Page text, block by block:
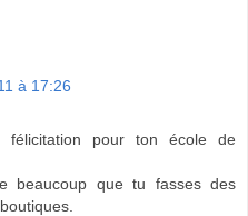
à 17:26
pour ton école de
beaucoup que tu fasses des